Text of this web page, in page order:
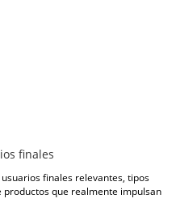
finales
finales relevantes, tipos
que realmente impulsan